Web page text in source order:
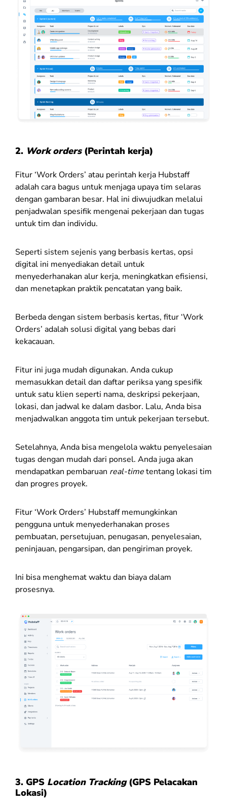
2. Work orders (Perintah kerja)
Fitur ‘Work Orders’ atau perintah kerja Hubstaff
adalah cara bagus untuk menjaga upaya tim selaras
dengan gambaran besar. Hal ini diwujudkan melalui
penjadwalan spesifik mengenai pekerjaan dan tugas
untuk tim dan individu.
Seperti sistem sejenis yang berbasis kertas, opsi
digital ini menyediakan detail untuk
menyederhanakan alur kerja, meningkatkan efisiensi,
dan menetapkan praktik pencatatan yang baik.
Berbeda dengan sistem berbasis kertas, fitur ‘Work
Orders’ adalah solusi digital yang bebas dari
kekacauan.
Fitur ini juga mudah digunakan. Anda cukup
memasukkan detail dan daftar periksa yang spesifik
untuk satu klien seperti nama, deskripsi pekerjaan,
lokasi, dan jadwal ke dalam dasbor. Lalu, Anda bisa
menjadwalkan anggota tim untuk pekerjaan tersebut.
Setelahnya, Anda bisa mengelola waktu penyelesaian
tugas dengan mudah dari ponsel. Anda juga akan
mendapatkan pembaruan real-timetentang lokasi tim
dan progres proyek.
Fitur ‘Work Orders’ Hubstaff memungkinkan
pengguna untuk menyederhanakan proses
pembuatan, persetujuan, penugasan, penyelesaian,
peninjauan, pengarsipan, dan pengiriman proyek.
Ini bisa menghemat waktu dan biaya dalam
prosesnya.
3. GPS Location Tracking(GPS Pelacakan
Lokasi)